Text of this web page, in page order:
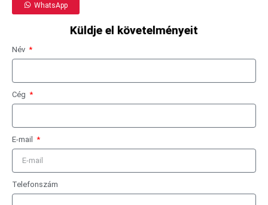
WhatsApp
Küldje el követelményeit
Név
Cég
E-mail
Telefonszám